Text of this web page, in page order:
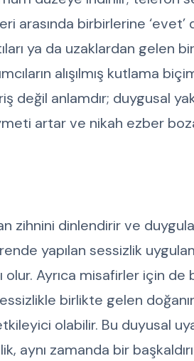
arasında birbirlerine ‘evet’
ya da uzaklardan gelen
alışılmış kutlama
değil anlamdır; duygusal
artar ve nikah ezber
zihnini dinlendirir ve
yapılan sessizlik
olur. Ayrıca misafirler için de
birlikte gelen
olabilir. Bu duyusal
aynı zamanda bir